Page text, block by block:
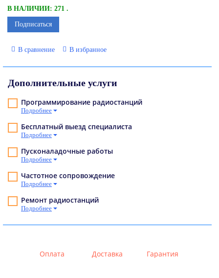
В НАЛИЧИИ: 271 .
Подписаться
В сравнение В избранное
Дополнительные услуги
Программирование радиостанций
Подробнее
Бесплатный выезд специалиста
Подробнее
Пусконаладочные работы
Подробнее
Частотное сопровождение
Подробнее
Ремонт радиостанций
Подробнее
Оплата Доставка Гарантия